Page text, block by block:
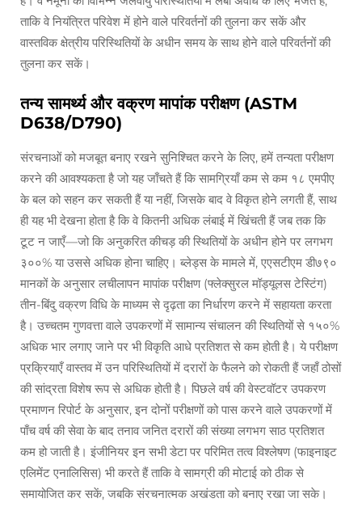
ताकि वे नियंत्रित परिवेश में होने वाले परिवर्तनों की तुलना कर सकें और
वास्तविक क्षेत्रीय परिस्थितियों के अधीन समय के साथ होने वाले परिवर्तनों की
तुलना कर सकें।
तन्य सामर्थ्य और वक्रण मापांक परीक्षण (ASTM
D638/D790)
संरचनाओं को मजबूत बनाए रखने सुनिश्चित करने के लिए, हमें तन्यता परीक्षण
करने की आवश्यकता है जो यह जाँचते हैं कि सामग्रियाँ कम से कम १८ एमपीए
के बल को सहन कर सकती हैं या नहीं, जिसके बाद वे विकृत होने लगती हैं, साथ
ही यह भी देखना होता है कि वे कितनी अधिक लंबाई में खिंचती हैं जब तक कि
टूट न जाएँ—जो कि अनुकरित कीचड़ की स्थितियों के अधीन होने पर लगभग
३००% या उससे अधिक होना चाहिए। ब्लेड्स के मामले में, एएसटीएम डी७९०
मानकों के अनुसार लचीलापन मापांक परीक्षण (फ्लेक्सुरल मॉड्यूलस टेस्टिंग)
तीन-बिंदु वक्रण विधि के माध्यम से दृढ़ता का निर्धारण करने में सहायता करता
है। उच्चतम गुणवत्ता वाले उपकरणों में सामान्य संचालन की स्थितियों से १५०%
अधिक भार लगाए जाने पर भी विकृति आधे प्रतिशत से कम होती है। ये परीक्षण
प्रक्रियाएँ वास्तव में उन परिस्थितियों में दरारों के फैलने को रोकती हैं जहाँ ठोसों
की सांद्रता विशेष रूप से अधिक होती है। पिछले वर्ष की वेस्टवॉटर उपकरण
प्रमाणन रिपोर्ट के अनुसार, इन दोनों परीक्षणों को पास करने वाले उपकरणों में
पाँच वर्ष की सेवा के बाद तनाव जनित दरारों की संख्या लगभग साठ प्रतिशत
कम हो जाती है। इंजीनियर इन सभी डेटा पर परिमित तत्व विश्लेषण (फाइनाइट
एलिमेंट एनालिसिस) भी करते हैं ताकि वे सामग्री की मोटाई को ठीक से
समायोजित कर सकें, जबकि संरचनात्मक अखंडता को बनाए रखा जा सके।